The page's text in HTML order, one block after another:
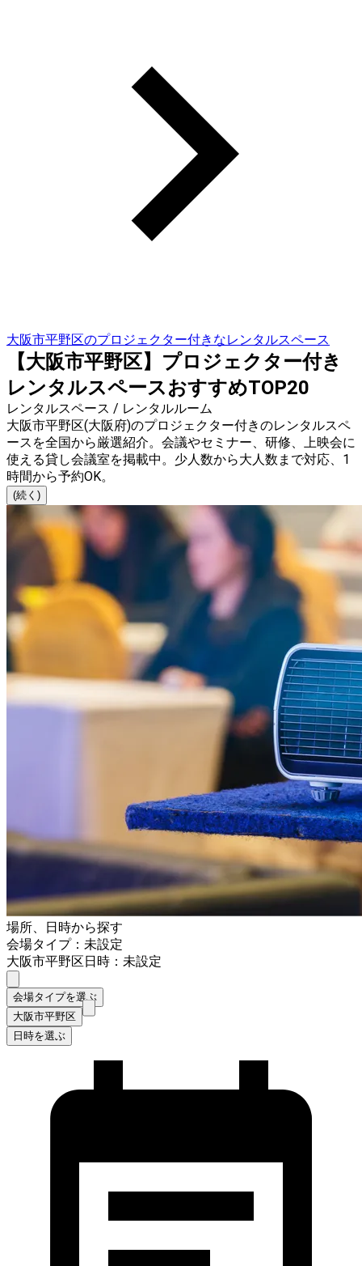
大阪市平野区のプロジェクター付きなレンタルスペース
【大阪市平野区】プロジェクター付き
レンタルスペースおすすめTOP20
レンタルスペース / レンタルルーム
大阪市平野区(大阪府)のプロジェクター付きのレンタルスペ
ースを全国から厳選紹介。会議やセミナー、研修、上映会に
使える貸し会議室を掲載中。少人数から大人数まで対応、1
時間から予約OK。
(続く)
場所、日時から探す
会場タイプ：未設定
大阪市平野区日時：未設定
会場タイプを選ぶ
大阪市平野区
日時を選ぶ